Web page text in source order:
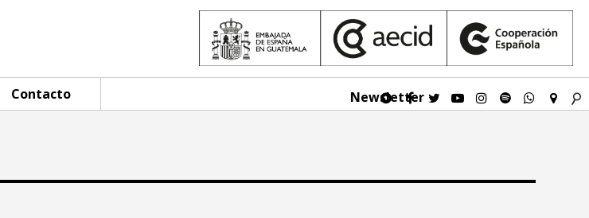
Contacto Newsletter